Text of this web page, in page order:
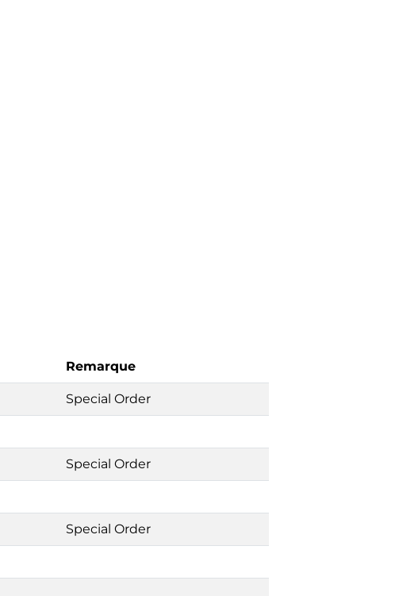
Remarque
Special Order
Special Order
Special Order